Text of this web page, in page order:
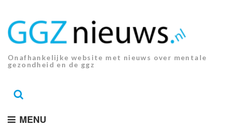
inhoud.
Onafhankelijke website met nieuws over mentale
gezondheid en de ggz
MENU